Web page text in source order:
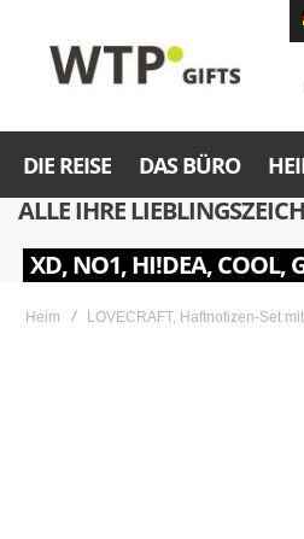
DIE REISE DAS BÜRO
ALLE IHRE
XD, NO1, HI!DEA, COOL,
Heim LOVECRAFT, Haftnotizen-Set